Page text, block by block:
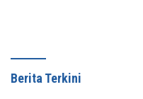
Berita Terkini